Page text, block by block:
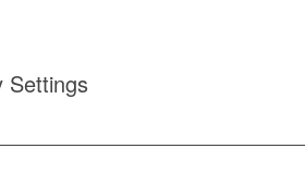
Settings